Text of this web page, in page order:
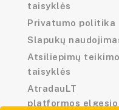
taisyklės
Privatumo politika
Slapukų
Atsiliepimų teikimo
taisyklės
AtradauLT
platformos elgesio